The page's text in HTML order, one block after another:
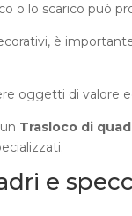
o lo scarico può
è
oggetti di valore
Trasloco di
e